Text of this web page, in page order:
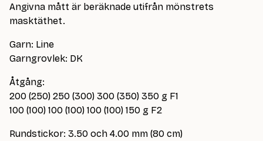
Angivna mått är beräknade utifrån mönstrets
masktäthet.
Garn: Line
Garngrovlek: DK
Åtgång:
200 (250) 250 (300) 300 (350) 350 g F1
100 (100) 100 (100) 100 (100) 150 g F2
Rundstickor: 3.50 och 4.00 mm (80 cm)